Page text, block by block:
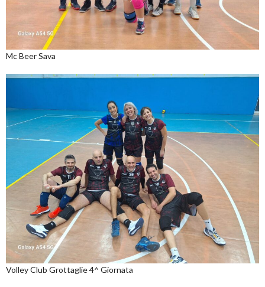
Mc Beer Sava
Volley Club Grottaglie 4^ Giornata